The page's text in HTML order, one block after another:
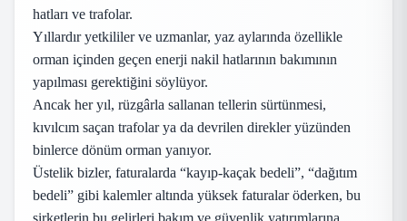
hatları ve trafolar.
Yıllardır yetkililer ve uzmanlar, yaz aylarında özellikle
orman içinden geçen enerji nakil hatlarının bakımının
yapılması gerektiğini söylüyor.
Ancak her yıl, rüzgârla sallanan tellerin sürtünmesi,
kıvılcım saçan trafolar ya da devrilen direkler yüzünden
binlerce dönüm orman yanıyor.
Üstelik bizler, faturalarda “kayıp-kaçak bedeli”, “dağıtım
bedeli” gibi kalemler altında yüksek faturalar öderken, bu
şirketlerin bu gelirleri bakım ve güvenlik yatırımlarına